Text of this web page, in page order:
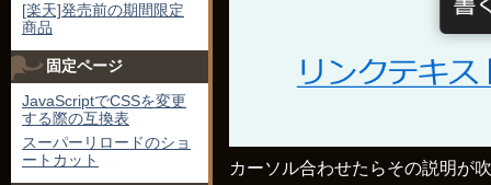
カーソル合わせたらその説明が
[楽天]発売前の期間限定
商品
固定ページ
JavaScriptでCSSを変更
する際の互換表
スーパーリロードのショ
ートカット